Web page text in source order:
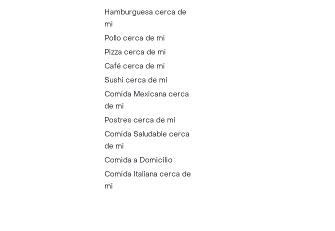
Hamburguesa cerca de
mi
Pollo cerca de mi
Pizza cerca de mi
Café cerca de mi
Sushi cerca de mi
Comida Mexicana cerca
de mi
Postres cerca de mi
Comida Saludable cerca
de mi
Comida a Domicilio
Comida Italiana cerca de
mi